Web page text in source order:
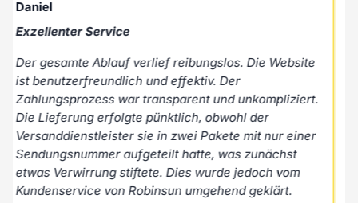
Daniel
Exzellenter Service
Der gesamte Ablauf verlief reibungslos. Die Website
ist benutzerfreundlich und effektiv. Der
Zahlungsprozess war transparent und unkompliziert.
Die Lieferung erfolgte pünktlich, obwohl der
Versanddienstleister sie in zwei Pakete mit nur einer
Sendungsnummer aufgeteilt hatte, was zunächst
etwas Verwirrung stiftete. Dies wurde jedoch vom
Kundenservice von Robinsun umgehend geklärt.